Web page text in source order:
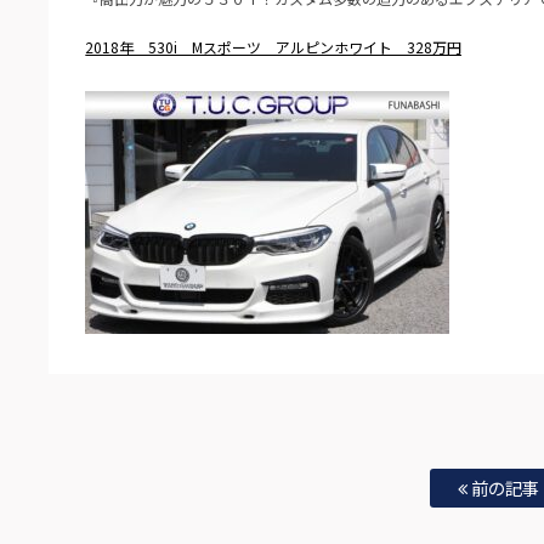
2018年 530i Mスポーツ アルピンホワイト 328万円
前の記事